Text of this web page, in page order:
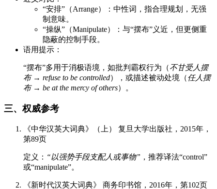
“安排”（Arrange）：中性词，指合理规划，无强
制意味。
“操纵”（Manipulate）：与“摆布”义近，但更侧重
隐蔽的控制手段。
语用提示：
“摆布”多用于消极语境，如批判霸权行为（不甘受人摆
布→ refuse to be controlled），或描述被动处境（任人摆
布→ be at the mercy of others）。
三、权威参考
《中华汉英大词典》（上） 复旦大学出版社，2015年，
第89页
定义： “以强势手段支配人或事物” ，推荐译法“control”
或“manipulate”。
《新时代汉英大词典》 商务印书馆，2016年，第102页